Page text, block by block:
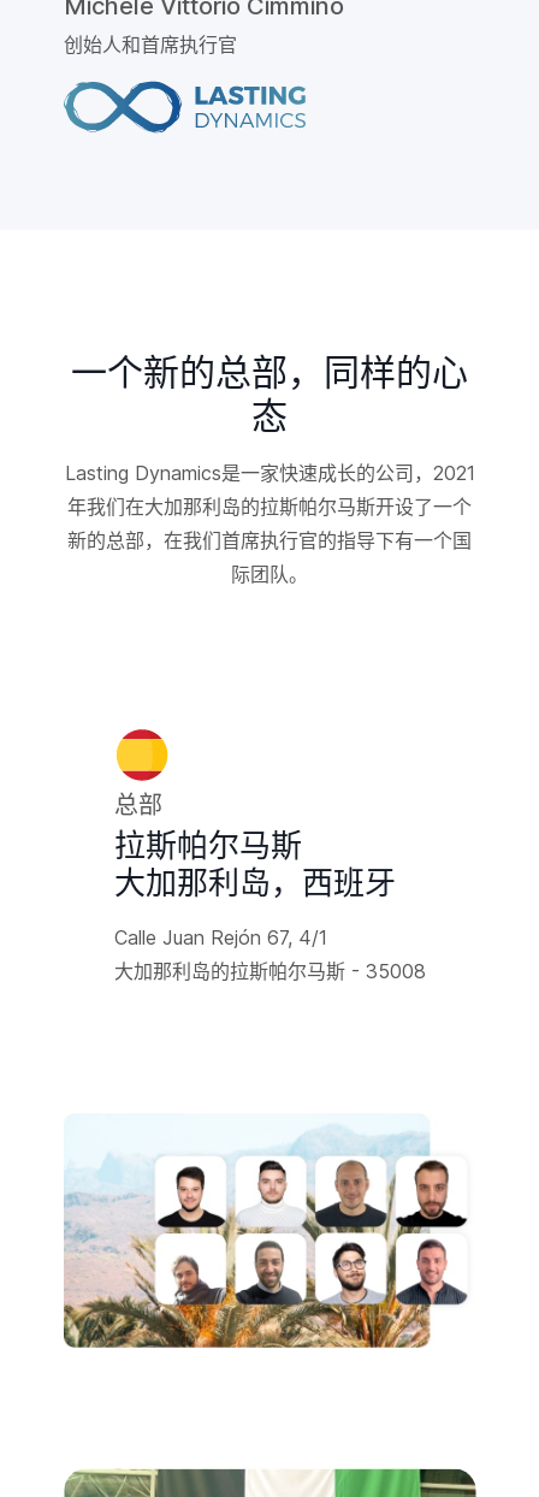
创始人和首席执行官
一个新的总部，同样的心
态
Lasting Dynamics是一家快速成长的公司，2021
年我们在大加那利岛的拉斯帕尔马斯开设了一个
新的总部，在我们首席执行官的指导下有一个国
际团队。
总部
拉斯帕尔马斯
大加那利岛，西班牙
Calle Juan Rejón 67, 4/1
大加那利岛的拉斯帕尔马斯 - 35008